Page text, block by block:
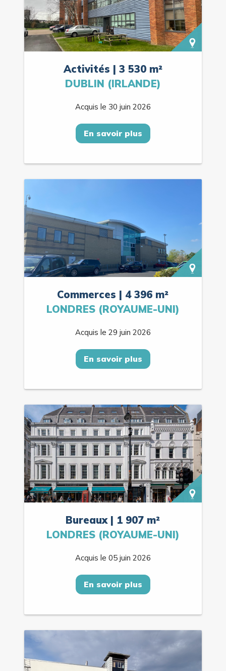
Activités | 3 530 m²
DUBLIN (IRLANDE)
Acquis le 30 juin 2026
En savoir plus
Commerces | 4 396 m²
LONDRES (ROYAUME-UNI)
Acquis le 29 juin 2026
En savoir plus
Bureaux | 1 907 m²
LONDRES (ROYAUME-UNI)
Acquis le 05 juin 2026
En savoir plus